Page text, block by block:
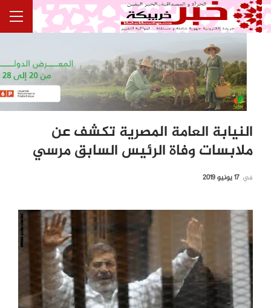
النيابة العامة المصرية تكشف عن
ملابسات وفاة الرئيس السابق مرسي
في 17 يونيو 2019